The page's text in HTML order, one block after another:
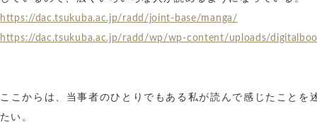
https://dac.tsukuba.ac.jp/radd/joint-base/manga/
https://dac.tsukuba.ac.jp/radd/wp/wp-content/uploads/
ここからは、当事者のひとりでもある私が読んで感じたことを
たい。